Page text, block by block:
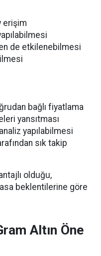
erişim
de etkilenebilmesi
bağlı fiyatlama
yansıtması
yapılabilmesi
sık takip
olduğu,
beklentilerine göre
Altın Öne